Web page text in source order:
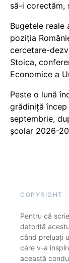
să-i corectăm,
Bugetele
poziția
cercetare-
Stoica,
Economice a
Peste o lună
grădiniță
septembrie,
școlar 2026-
COPYRIGHT
Pentru că
datorită
când preluați
care v-a
această